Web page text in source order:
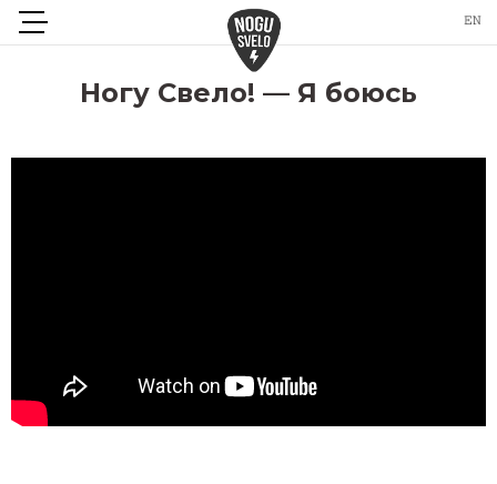
Ногу Свело! — Я боюсь